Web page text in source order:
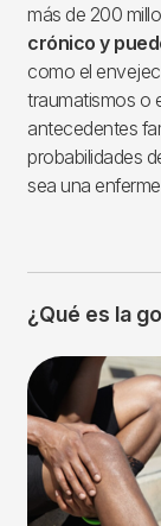
más de 200
crónico y
como el
traumatismos o
antecedentes
probabilidades
sea una
¿Qué es la
Imagen